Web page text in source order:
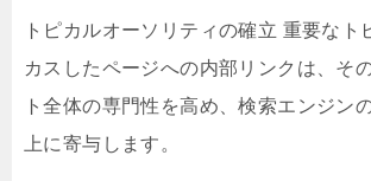
トピカルオーソリティの確立 重要なト
カスしたページへの内部リンクは、そ
ト全体の専門性を高め、検索エンジン
上に寄与します。